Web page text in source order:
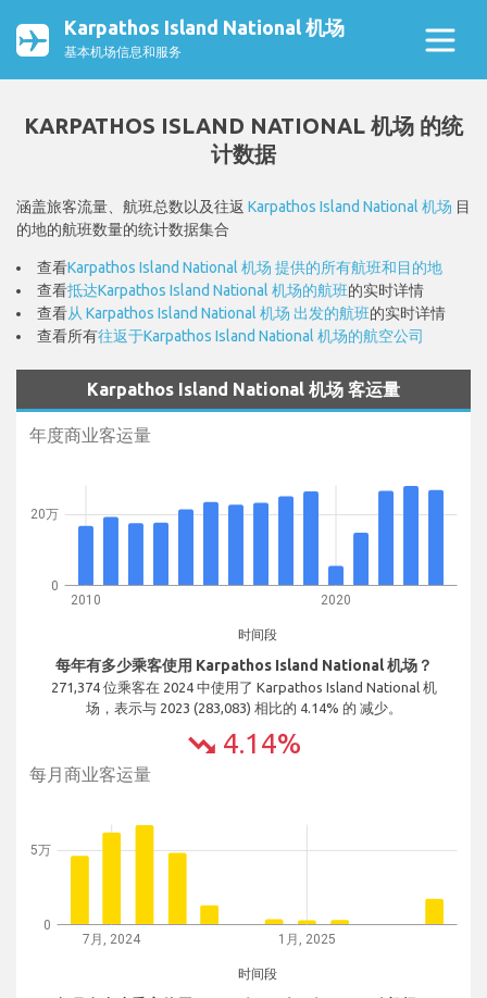
Karpathos Island National 机场
基本机场信息和服务
KARPATHOS ISLAND NATIONAL 机场 的统
计数据
涵盖旅客流量、航班总数以及往返 Karpathos Island National 机场 目
的地的航班数量的统计数据集合
查看Karpathos Island National 机场 提供的所有航班和目的地
查看抵达Karpathos Island National 机场的航班的实时详情
查看从 Karpathos Island National 机场 出发的航班的实时详情
查看所有往返于Karpathos Island National 机场的航空公司
Karpathos Island National 机场 客运量
年度商业客运量
2010 2020
时间段
0
20万
每年有多少乘客使用 Karpathos Island National 机场？
271,374 位乘客在 2024 中使用了 Karpathos Island National 机
场，表示与 2023 (283,083) 相比的 4.14% 的 减少。
trending_down 4.14%
每月商业客运量
7月, 2024 1月, 2025
时间段
0
5万